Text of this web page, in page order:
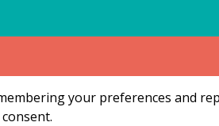
your preferences and